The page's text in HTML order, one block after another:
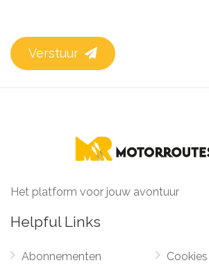
Verstuur
Het platform voor jouw avontuur
Helpful Links
Abonnementen
Cookies